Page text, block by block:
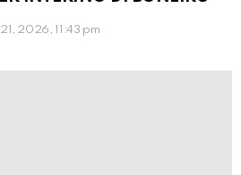
2026, 11:43 pm